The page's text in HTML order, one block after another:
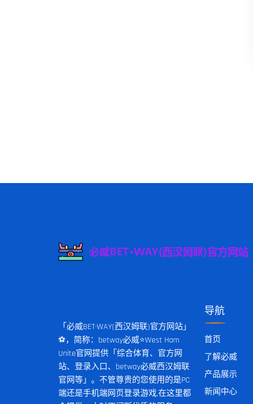
「必威BET·WAY(西汉姆联)官方网站」
⚽️，简称：betway必威⭐️West Ham
Unite官网提供「综合体育、官方网
站、登录入口、betway必威西汉姆联
官网等」。不管尊贵的您使用的是PC
端还是手机端网页登录游戏,在这里都
导航
首页
了解必威
产品展示
新闻中心